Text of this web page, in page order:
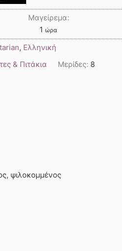
Μαγείρεμα:
1 ώρα
, Ελληνική
& Πιτάκια Μερίδες: 8
ψιλοκομμένος